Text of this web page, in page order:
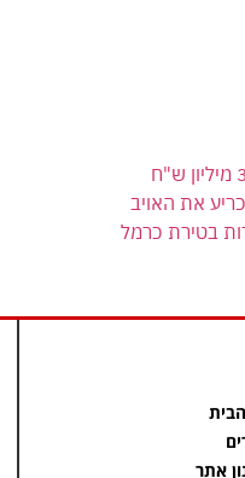
את האויב
אתר